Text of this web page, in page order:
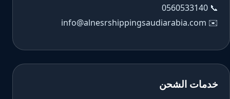
📞
0560533140
✉️
info@alnesrshippingsaudiarabia.com
خدمات الشحن